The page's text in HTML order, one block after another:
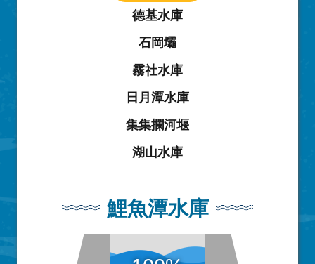
德基水庫
石岡壩
霧社水庫
日月潭水庫
集集攔河堰
湖山水庫
鯉魚潭水庫